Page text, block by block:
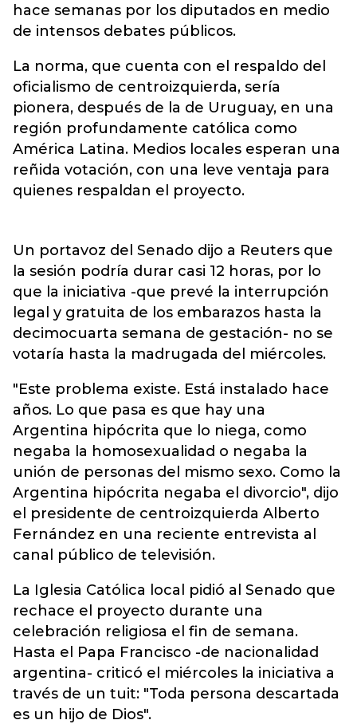
hace semanas por los diputados en medio
de intensos debates públicos.
La norma, que cuenta con el respaldo del
oficialismo de centroizquierda, sería
pionera, después de la de Uruguay, en una
región profundamente católica como
América Latina. Medios locales esperan una
reñida votación, con una leve ventaja para
quienes respaldan el proyecto.
Un portavoz del Senado dijo a Reuters que
la sesión podría durar casi 12 horas, por lo
que la iniciativa -que prevé la interrupción
legal y gratuita de los embarazos hasta la
decimocuarta semana de gestación- no se
votaría hasta la madrugada del miércoles.
"Este problema existe. Está instalado hace
años. Lo que pasa es que hay una
Argentina hipócrita que lo niega, como
negaba la homosexualidad o negaba la
unión de personas del mismo sexo. Como la
Argentina hipócrita negaba el divorcio", dijo
el presidente de centroizquierda Alberto
Fernández en una reciente entrevista al
canal público de televisión.
La Iglesia Católica local pidió al Senado que
rechace el proyecto durante una
celebración religiosa el fin de semana.
Hasta el Papa Francisco -de nacionalidad
argentina- criticó el miércoles la iniciativa a
través de un tuit: "Toda persona descartada
es un hijo de Dios".